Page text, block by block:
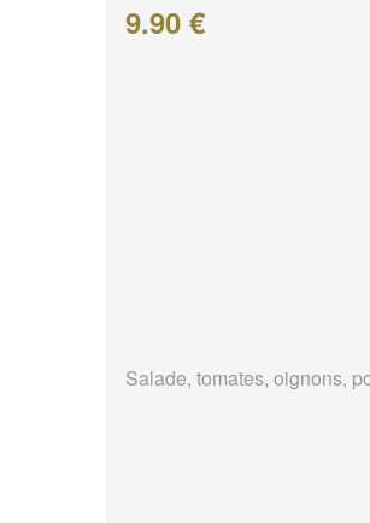
9.90 €
Salade, tomates, oignons,